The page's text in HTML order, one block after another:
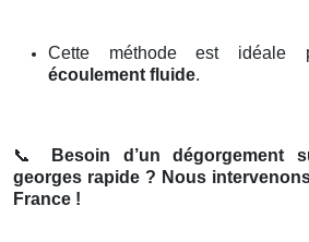
Cette méthode est idéale
écoulement fluide.
📞
Besoin d’un dégorgement
georges rapide ? Nous
France !